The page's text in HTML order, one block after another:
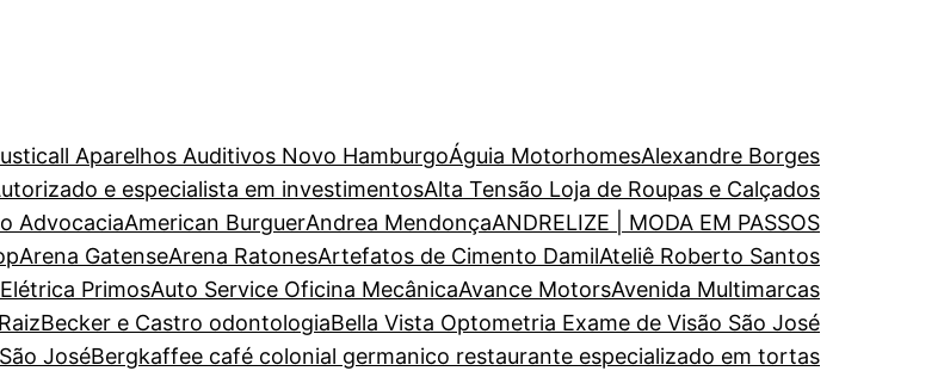
Aparelhos Auditivos Novo HamburgoÁguia MotorhomesAlexandre Borges
e especialista em investimentosAlta Tensão Loja de Roupas e Calçados
AdvocaciaAmerican BurguerAndrea MendonçaANDRELIZE | MODA EM PASSOS
Arena GatenseArena RatonesArtefatos de Cimento DamilAteliê Roberto Santos
PrimosAuto Service Oficina MecânicaAvance MotorsAvenida Multimarcas
Becker e Castro odontologiaBella Vista Optometria Exame de Visão São José
JoséBergkaffee café colonial germanico restaurante especializado em tortas